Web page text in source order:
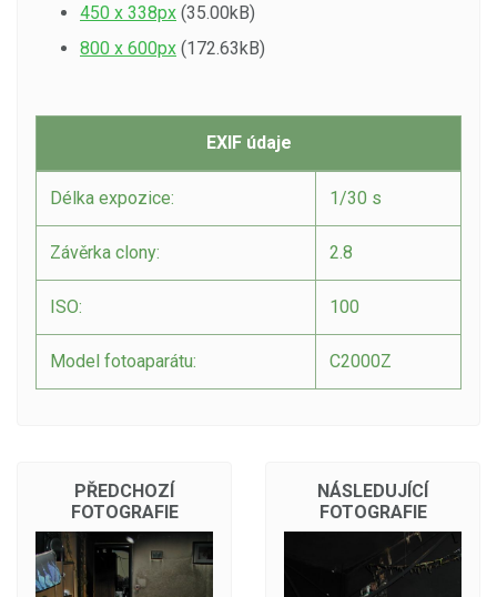
450 x 338px (35.00kB)
800 x 600px (172.63kB)
EXIF údaje
Délka expozice: 1/30 s
Závěrka clony: 2.8
ISO: 100
Model fotoaparátu: C2000Z
PŘEDCHOZÍ
FOTOGRAFIE
NÁSLEDUJÍCÍ
FOTOGRAFIE